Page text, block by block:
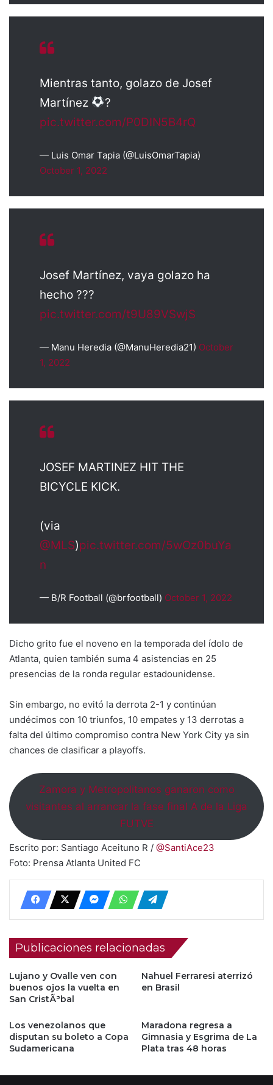
Mientras tanto, golazo de Josef
Martínez
?
pic.twitter.com/P0DIN5B4rQ
— Luis Omar Tapia (@LuisOmarTapia)
October 1, 2022
Josef Martínez, vaya golazo ha
hecho ???
pic.twitter.com/t9U89VSwjS
— Manu Heredia (@ManuHeredia21) October
1, 2022
JOSEF MARTINEZ HIT THE
BICYCLE KICK.
(via
@MLS)pic.twitter.com/5wOz0buYa
n
— B/R Football (@brfootball) October 1, 2022
Dicho grito fue el noveno en la temporada del ídolo de
Atlanta, quien también suma 4 asistencias en 25
presencias de la ronda regular estadounidense.
Sin embargo, no evitó la derrota 2-1 y continúan
undécimos con 10 triunfos, 10 empates y 13 derrotas a
falta del último compromiso contra New York City ya sin
chances de clasificar a playoffs.
Zamora y Metropolitanos ganaron como
visitantes al arrancar la fase final A de la Liga
FUTVE
Escrito por: Santiago Aceituno R / @SantiAce23
Foto: Prensa Atlanta United FC
Publicaciones relacionadas
Lujano y Ovalle ven con
buenos ojos la vuelta en
San CristÃ³bal
Nahuel Ferraresi aterrizó
en Brasil
Los venezolanos que
disputan su boleto a Copa
Sudamericana
Maradona regresa a
Gimnasia y Esgrima de La
Plata tras 48 horas